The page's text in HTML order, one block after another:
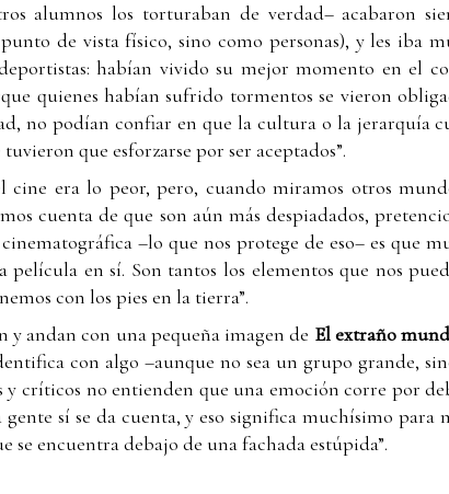
alumnos los torturaban de verdad– acabaron
de vista físico, sino como personas), y les iba
habían vivido su mejor momento en el
quienes habían sufrido tormentos se vieron
no podían confiar en que la cultura o la jerarquía
que esforzarse por ser aceptados”.
cine era lo peor, pero, cuando miramos otros
cuenta de que son aún más despiadados,
–lo que nos protege de eso– es que
película en sí. Son tantos los elementos que nos
con los pies en la tierra”.
y andan con una pequeña imagen de El extraño
con algo –aunque no sea un grupo grande,
y críticos no entienden que una emoción corre por
sí se da cuenta, y eso significa muchísimo para
se encuentra debajo de una fachada estúpida”.